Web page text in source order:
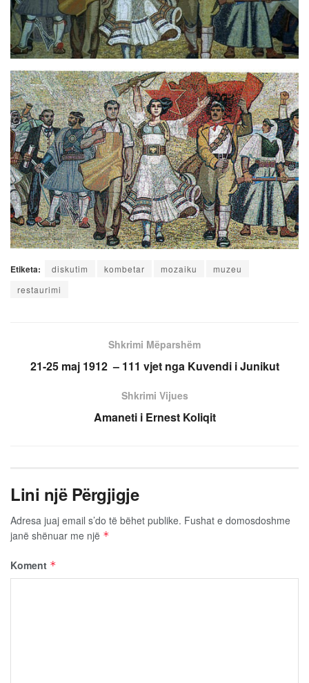
Etiketa: diskutim kombetar mozaiku
muzeu
restaurimi
Shkrimi Mëparshëm
21-25 maj 1912 – 111 vjet nga Kuvendi i Junikut
Shkrimi Vijues
Amaneti i Ernest Koliqit
Lini një Përgjigje
Adresa juaj email s’do të bëhet publike. Fushat e domosdoshme
janë shënuar me një *
Koment *